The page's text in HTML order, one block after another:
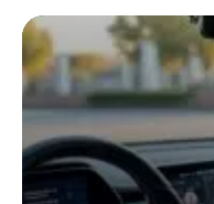
électrique qui
votre
25 janvier 2026